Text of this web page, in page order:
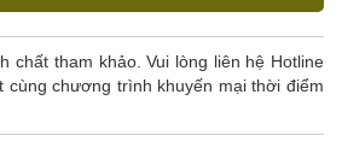
chất tham khảo. Vui lòng liên hệ Hotline
cùng chương trình khuyến mại thời điểm